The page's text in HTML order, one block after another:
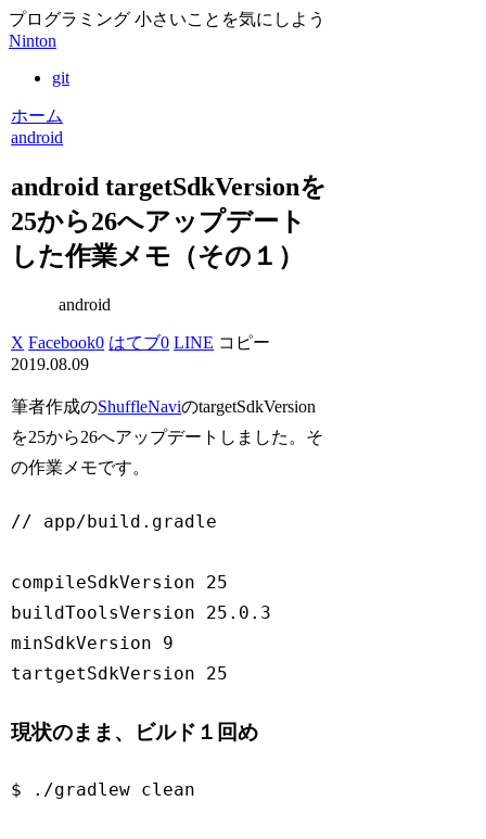
プログラミング 小さいことを気にしよう
Ninton
git
ホーム
android
android targetSdkVersionを
25から26へアップデート
した作業メモ（その１）
android
X Facebook0 はてブ0 LINE コピー
2019.08.09
筆者作成のShuffleNaviのtargetSdkVersion
を25から26へアップデートしました。そ
の作業メモです。
// app/build.gradle
compileSdkVersion 25
buildToolsVersion 25.0 .3
minSdkVersion 9
tartgetSdkVersion 25
現状のまま、ビルド１回め
$ ./gradlew clean